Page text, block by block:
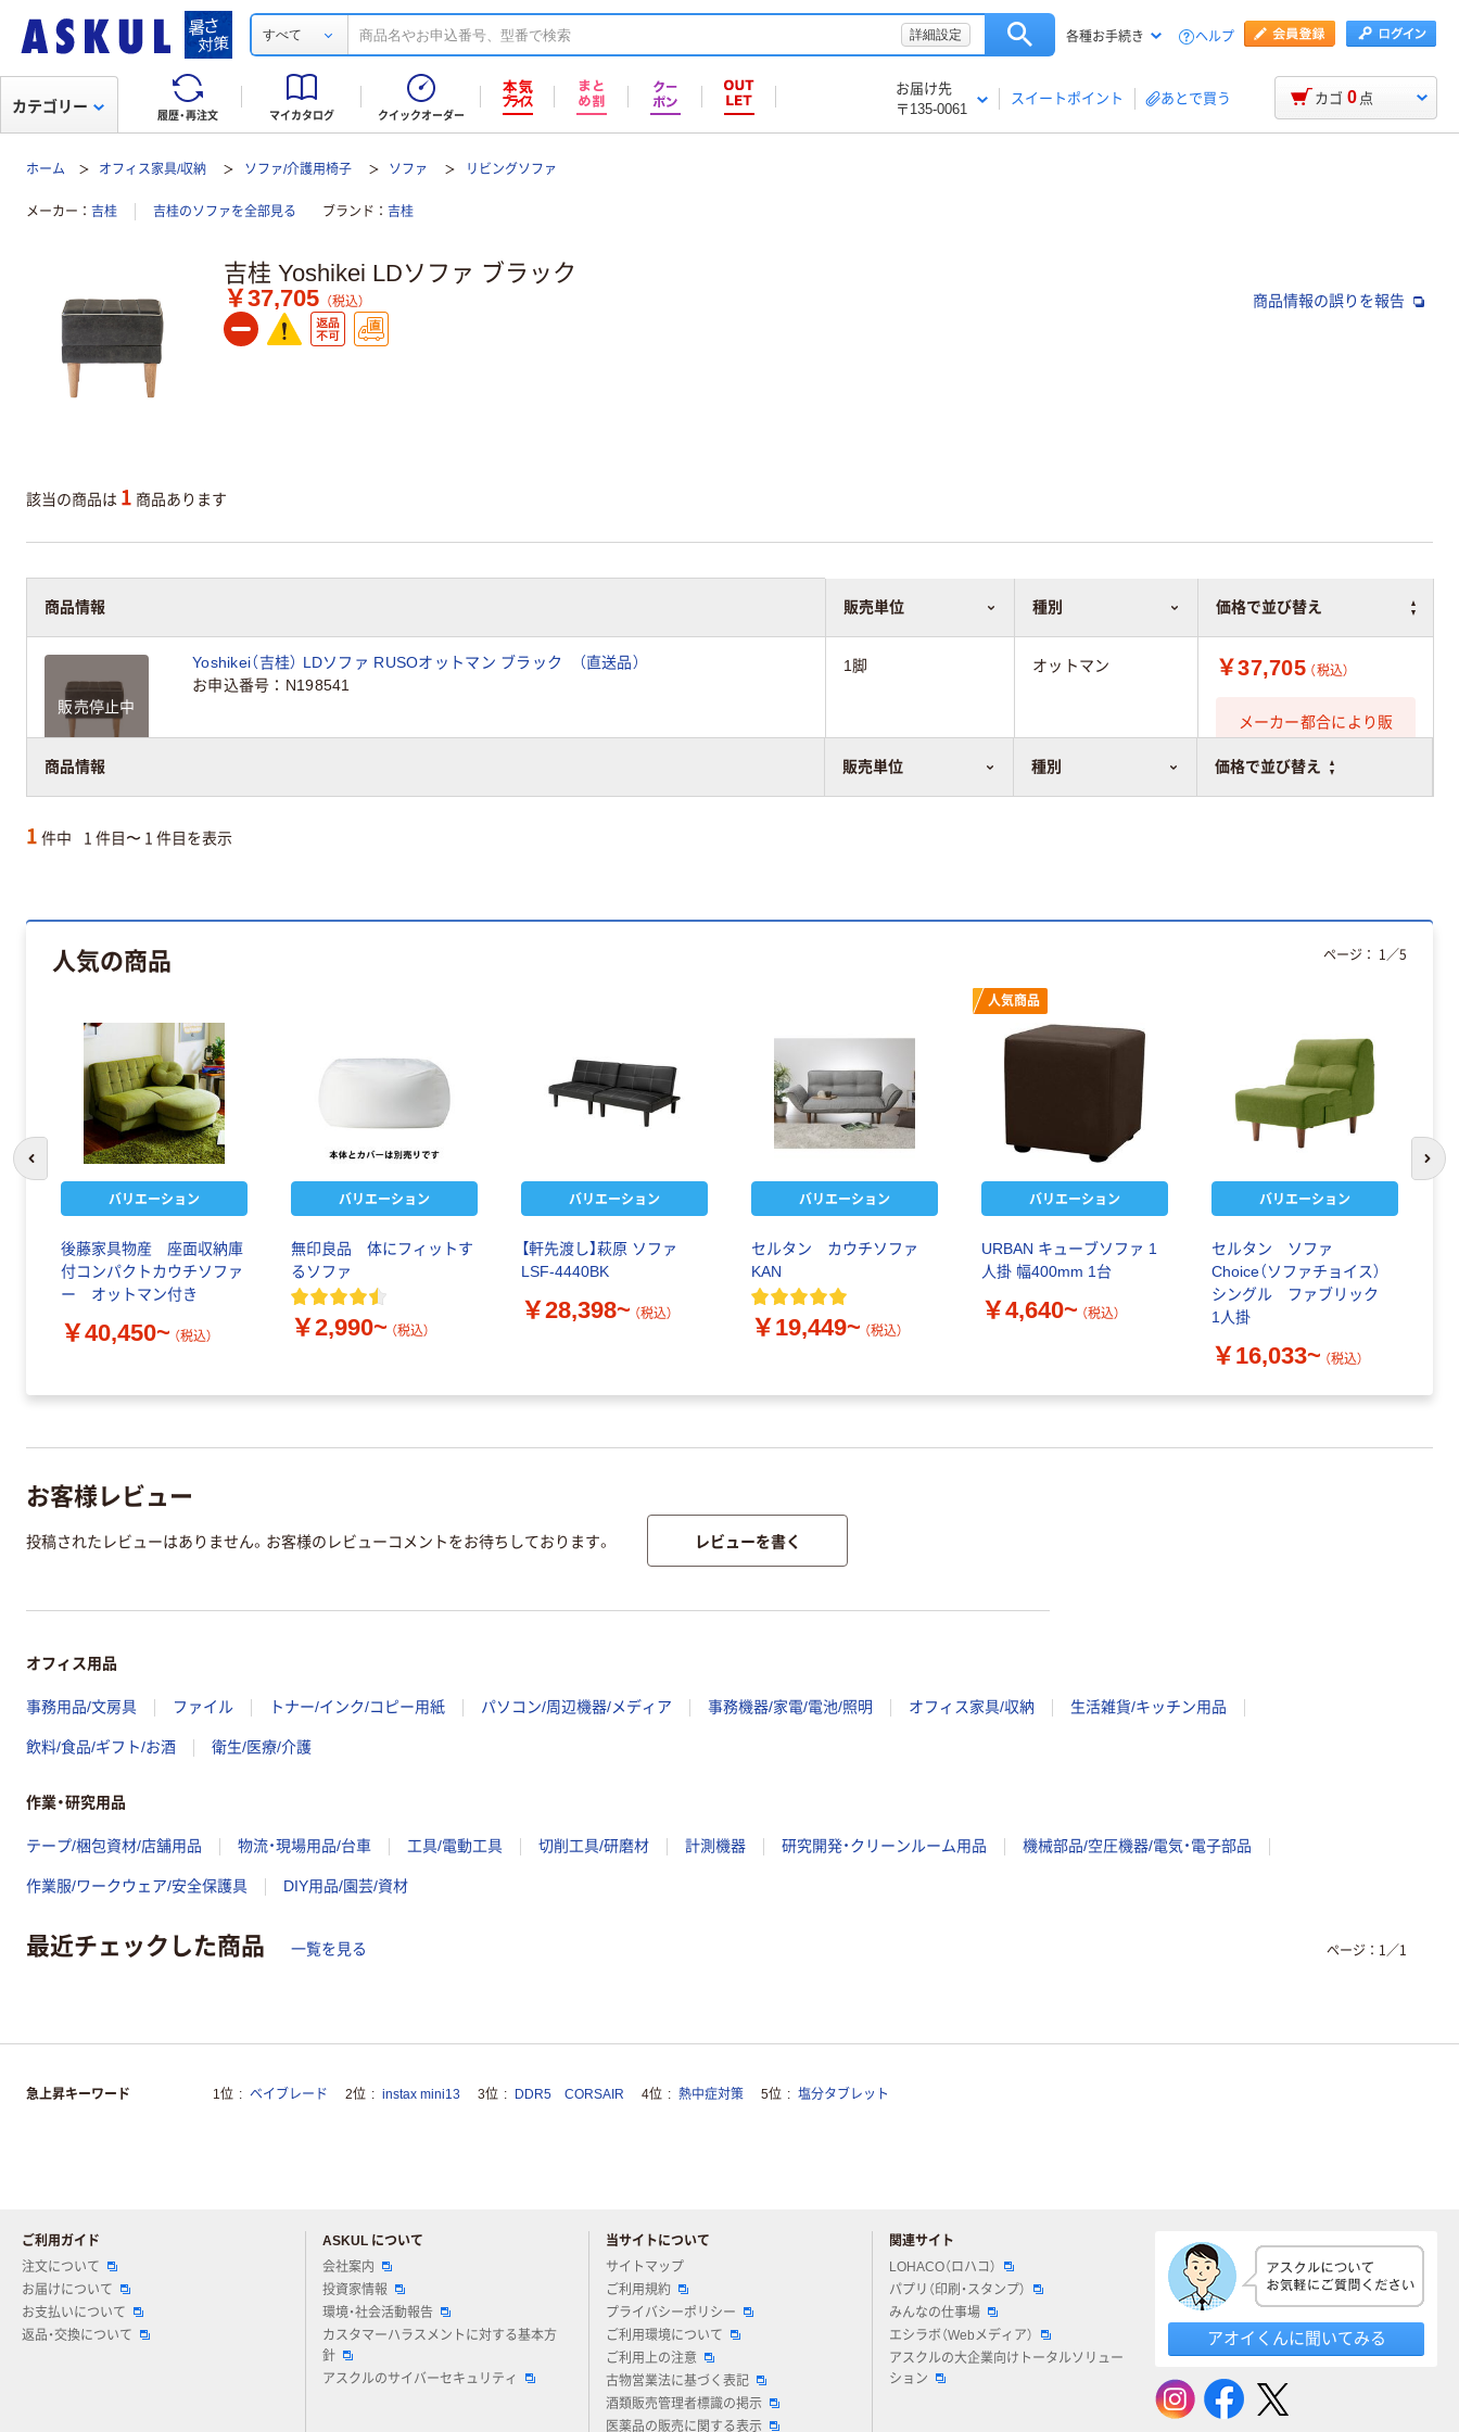
すべて 詳細設定 各種お手続き ヘルプ
履歴・再注文 マイカタログ クイックオーダー
お届け先
〒135-0061
スイートポイント あとで買う
カテゴリー カゴ 0 点
ホーム オフィス家具/収納 ソファ/介護用椅子 ソファ リビングソファ
メーカー 吉桂 吉桂のソファを全部見る ブランド 吉桂
吉桂 Yoshikei LDソファ ブラック
￥37,705 （税込） 商品情報の誤りを報告
該当の商品は 1 商品あります
商品情報 販売単位 種別 価格で並び替え
商品情報 販売単位 種別 価格で並び替え
販売停止中
Yoshikei（吉桂） LDソファ RUSOオットマン ブラック （直送品）
お申込番号
N198541
1脚 オットマン ￥37,705 （税込）
メーカー都合により販
1 件中 1 件目〜 1 件目を表示
人気の商品
バリエーション
後藤家具物産 座面収納庫
付コンパクトカウチソファ
ー オットマン付き
￥40,450~ （税込）
バリエーション
無印良品 体にフィットす
るソファ
￥2,990~ （税込）
バリエーション
【軒先渡し】萩原 ソファ
LSF-4440BK
￥28,398~ （税込）
バリエーション
セルタン カウチソファ
KAN
￥19,449~ （税込）
人気商品
バリエーション
URBAN キューブソファ 1
人掛 幅400mm 1台
￥4,640~ （税込）
バリエーション
セルタン ソファ
Choice（ソファチョイス）
シングル ファブリック
1人掛
￥16,033~ （税込）
ページ： 1 ／5
前のスライドへ 次
お客様レビュー
投稿されたレビューはありません。お客様のレビューコメントをお待ちしております。 レビューを書く
オフィス用品
事務用品/文房具 ファイル トナー/インク/コピー用紙 パソコン/周辺機器/メディア 事務機器/家電/電池/照明 オフィス家具/収納 生活雑貨/キッチン用品
飲料/食品/ギフト/お酒 衛生/医療/介護
作業・研究用品
テープ/梱包資材/店舗用品 物流・現場用品/台車 工具/電動工具 切削工具/研磨材 計測機器 研究開発・クリーンルーム用品 機械部品/空圧機器/電気・電子部品
作業服/ワークウェア/安全保護具 DIY用品/園芸/資材
最近チェックした商品 一覧を見る ページ： 1 ／1
急上昇キーワード 1位 ベイブレード 2位 instax mini13 3位 DDR5 CORSAIR 4位 熱中症対策 5位 塩分タブレット
ご利用ガイド
注文について
お届けについて
お支払いについて
返品・交換について
ASKUL について
会社案内
投資家情報
環境・社会活動報告
カスタマーハラスメントに対する基本方
針
アスクルのサイバーセキュリティ
当サイトについて
サイトマップ
ご利用規約
プライバシーポリシー
ご利用環境について
ご利用上の注意
古物営業法に基づく表記
酒類販売管理者標識の掲示
医薬品の販売に関する表示
関連サイト
LOHACO（ロハコ）
パプリ（印刷・スタンプ）
みんなの仕事場
エシラボ（Webメディア）
アスクルの大企業向けトータルソリュー
ション
アスクルについてお気軽にご質問ください
アオイくんに聞いてみる